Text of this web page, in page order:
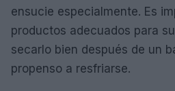
ensucie especialmente. Es
productos adecuados para
secarlo bien después de un
propenso a resfriarse.